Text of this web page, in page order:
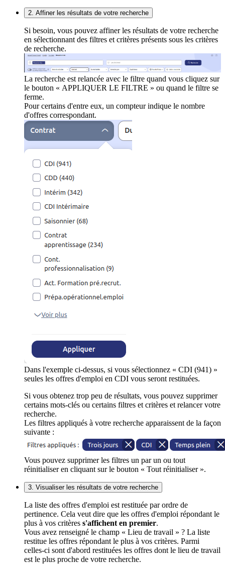
2. Affiner les résultats de votre recherche
Si besoin, vous pouvez affiner les résultats de votre recherche
en sélectionnant des filtres et critères présents sous les critères
de recherche.
La recherche est relancée avec le filtre quand vous cliquez sur
le bouton « APPLIQUER LE FILTRE » ou quand le filtre se
ferme.
Pour certains d'entre eux, un compteur indique le nombre
d'offres correspondant.
Dans l'exemple ci-dessus, si vous sélectionnez « CDI (941) »
seules les offres d'emploi en CDI vous seront restituées.
Si vous obtenez trop peu de résultats, vous pouvez supprimer
certains mots-clés ou certains filtres et critères et relancer votre
recherche.
Les filtres appliqués à votre recherche apparaissent de la façon
suivante :
Vous pouvez supprimer les filtres un par un ou tout
réinitialiser en cliquant sur le bouton « Tout réinitialiser ».
3. Visualiser les résultats de votre recherche
La liste des offres d'emploi est restituée par ordre de
pertinence. Cela veut dire que les offres d'emploi répondant le
plus à vos critères s'affichent en premier.
Vous avez renseigné le champ « Lieu de travail » ? La liste
restitue les offres répondant le plus à vos critères. Parmi
celles-ci sont d'abord restituées les offres dont le lieu de travail
est le plus proche de votre recherche.